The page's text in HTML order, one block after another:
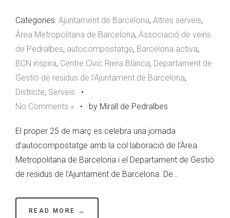
Categories: Ajuntament de Barcelona, Altres serveis,
Àrea Metropolitana de Barcelona, Associació de veïns
de Pedralbes, autocompostatge, Barcelona activa,
BCN inspira, Centre Cívic Riera Blanca, Departament de
Gestió de residus de l’Ajuntament de Barcelona,
Districte, Serveis •
No Comments » • by Mirall de Pedralbes
El proper 25 de març es celebra una jornada
d’autocompostatge amb la col·laboració de l’Àrea
Metropolitana de Barcelona i el Departament de Gestió
de residus de l’Ajuntament de Barcelona. De…
READ MORE →